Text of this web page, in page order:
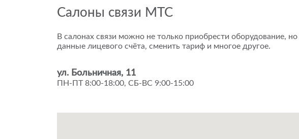
Салоны связи МТС
В салонах связи можно не только приобрести оборудование, но
данные лицевого счёта, сменить тариф и многое другое.
ул. Больничная, 11
ПН-ПТ 8:00-18:00, СБ-ВС 9:00-15:00